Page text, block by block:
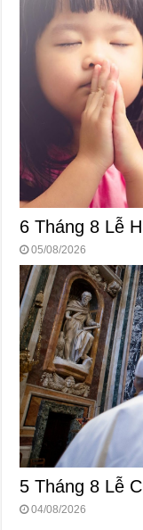
6 Tháng 8 Lễ
05/08/2026
5 Tháng 8 Lễ
04/08/2026